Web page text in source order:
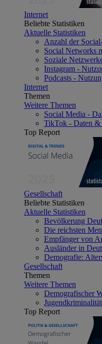
Internet
Beliebte Statistiken
Aktuelle Statistiken
Anzahl der
Social Networks
Soziale
Instagram -
Podcasts -
Internet
Themen
Weitere Themen
Social Media -
TikTok - Daten &
Top Report
Gesellschaft
Beliebte Statistiken
Aktuelle Statistiken
Bevölkerung
Die reichsten
Empfänger von
Ausländer in
Demografie:
Gesellschaft
Themen
Weitere Themen
Demografischer
Top Report